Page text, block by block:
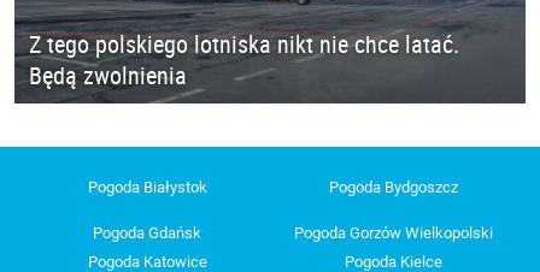
Z tego polskiego lotniska nikt nie chce latać.
Będą zwolnienia
Pogoda Białystok Pogoda Bydgoszcz
Pogoda Gdańsk
Pogoda Gorzów Wielkopolski
Pogoda Katowice
Pogoda Kielce